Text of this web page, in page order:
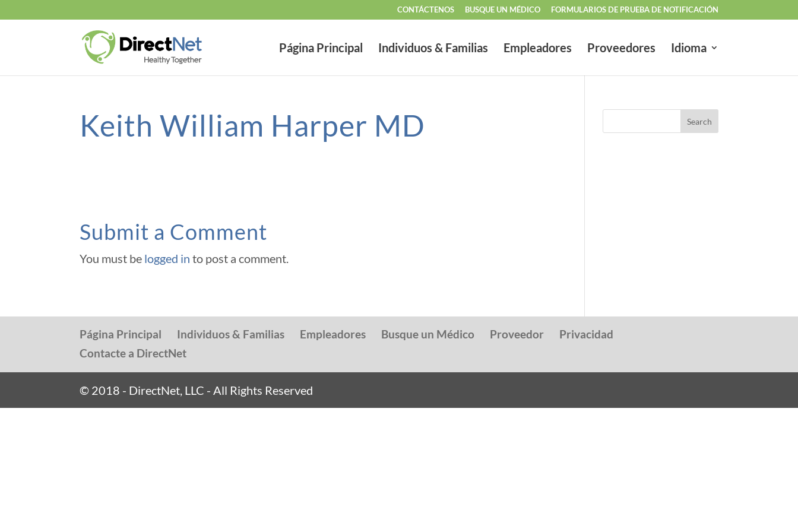
CONTÁCTENOS BUSQUE UN MÉDICO FORMULARIOS DE PRUEBA DE NOTIFICACIÓN
Página Principal Individuos & Familias Empleadores Proveedores Idioma
Keith William Harper MD
Submit a Comment
You must be logged in to post a comment.
Página Principal Individuos & Familias Empleadores Busque un Médico Proveedor
Privacidad
Contacte a DirectNet
© 2018 - DirectNet, LLC - All Rights Reserved